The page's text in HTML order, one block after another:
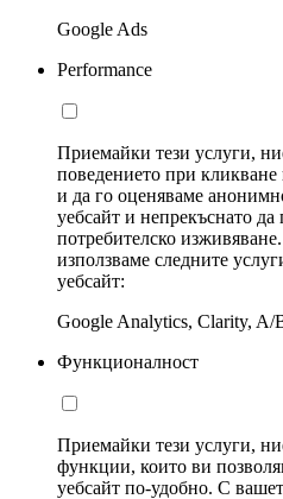
Google Ads
Performance
Приемайки тези услуги,
поведението при
и да го оценяваме
уебсайт и непрекъснато
потребителско
използваме следните
уебсайт:
Google Analytics, Clarity, A/
Функционалност
Приемайки тези услуги,
функции, които ви
уебсайт по-удобно. С